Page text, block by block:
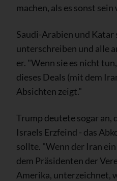
machen, als es sonst
Saudi-Arabien und
unterschreiben und alle
er. "Wenn sie es nicht
dieses Deals (mit dem
Absichten zeigt."
Trump deutete sogar an,
Israels Erzfeind - das
sollte. "Wenn der Iran
dem Präsidenten der
Amerika, unterzeichnet,